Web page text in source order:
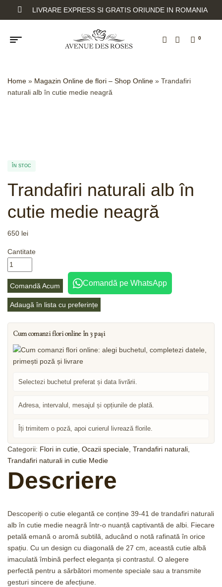
LIVRARE EXPRESS SI GRATIS ORIUNDE IN ROMANIA
0
Home » Magazin Online de flori – Shop Online » Trandafiri
naturali alb în cutie medie neagră
ÎN STOC
Trandafiri naturali alb în
cutie medie neagră
650 lei
Cantitate
Comandă Acum Comandă pe WhatsApp
Adaugă în lista cu preferințe
Cum comanzi flori online în 3 pași
Selectezi buchetul preferat și data livrării.
Adresa, intervalul, mesajul și opțiunile de plată.
Îți trimitem o poză, apoi curierul livrează florile.
Categorii: Flori in cutie Ocazii speciale Trandafiri naturali
Trandafiri naturali in cutie Medie
Descriere
Descoperiți o cutie elegantă ce conține 39-41 de trandafiri naturali
alb în cutie medie neagră într-o nuanță captivantă de albi. Fiecare
petală emană o aromă subtilă, aducând o notă rafinată în orice
spațiu. Cu un design cu diagonală de 27 cm, această cutie albă
imaculată îmbină perfect eleganța și contrastul. O alegere
perfectă pentru a sărbători momente speciale sau a transmite
gesturi sincere de afecțiune.